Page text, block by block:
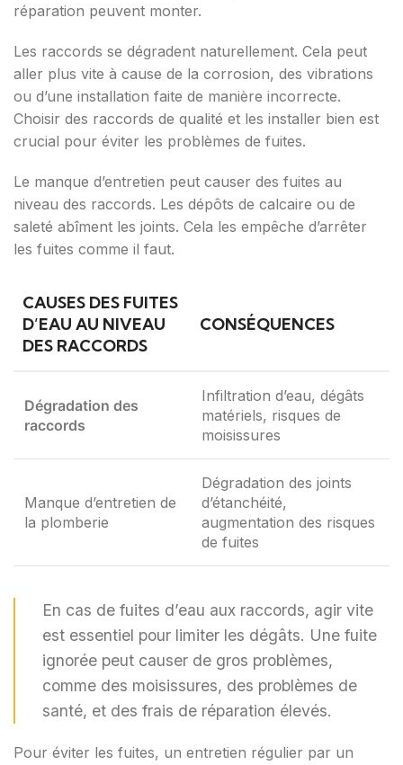
réparation peuvent monter.
Les raccords se dégradent naturellement. Cela peut
aller plus vite à cause de la corrosion, des vibrations
ou d’une installation faite de manière incorrecte.
Choisir des raccords de qualité et les installer bien est
crucial pour éviter les problèmes de fuites.
Le manque d’entretien peut causer des fuites au
niveau des raccords. Les dépôts de calcaire ou de
saleté abîment les joints. Cela les empêche d’arrêter
les fuites comme il faut.
CAUSES DES FUITES
D’EAU AU NIVEAU
DES RACCORDS
CONSÉQUENCES
Dégradation des
raccords
Infiltration d’eau, dégâts
matériels, risques de
moisissures
Manque d’entretien de
la plomberie
Dégradation des joints
d’étanchéité,
augmentation des risques
de fuites
En cas de fuites d’eau aux raccords, agir vite
est essentiel pour limiter les dégâts. Une fuite
ignorée peut causer de gros problèmes,
comme des moisissures, des problèmes de
santé, et des frais de réparation élevés.
Pour éviter les fuites, un entretien régulier par un